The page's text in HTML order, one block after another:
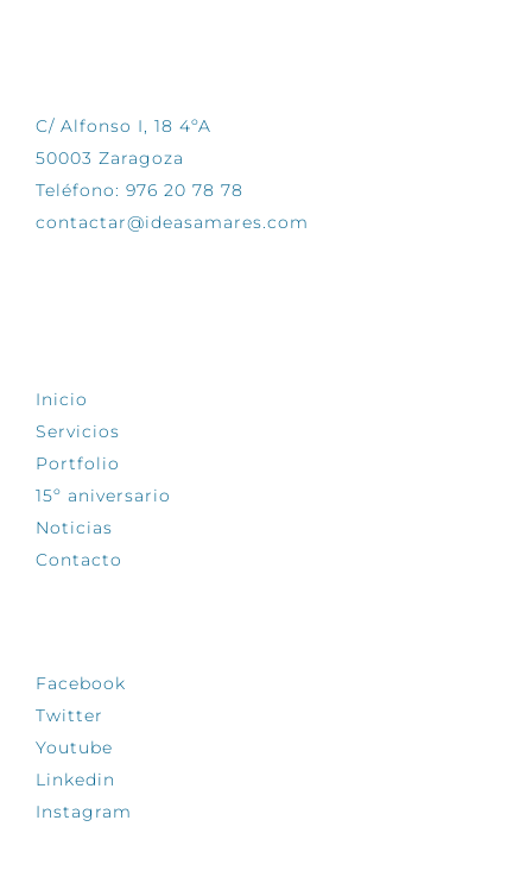
C/ Alfonso I, 18 4ºA
50003 Zaragoza
Teléfono: 976 20 78 78
contactar@ideasamares.com
Inicio
Servicios
Portfolio
15º aniversario
Noticias
Contacto
Facebook
Twitter
Youtube
Linkedin
Instagram